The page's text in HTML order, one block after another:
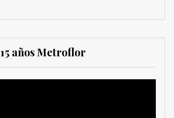
15 años Metroflor